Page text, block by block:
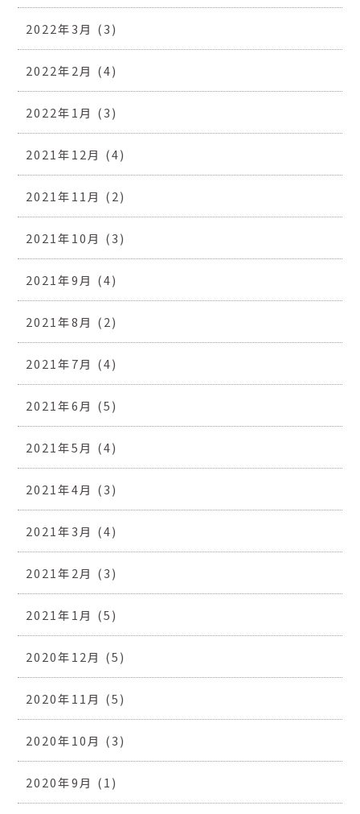
2022年3月 (3)
2022年2月 (4)
2022年1月 (3)
2021年12月 (4)
2021年11月 (2)
2021年10月 (3)
2021年9月 (4)
2021年8月 (2)
2021年7月 (4)
2021年6月 (5)
2021年5月 (4)
2021年4月 (3)
2021年3月 (4)
2021年2月 (3)
2021年1月 (5)
2020年12月 (5)
2020年11月 (5)
2020年10月 (3)
2020年9月 (1)